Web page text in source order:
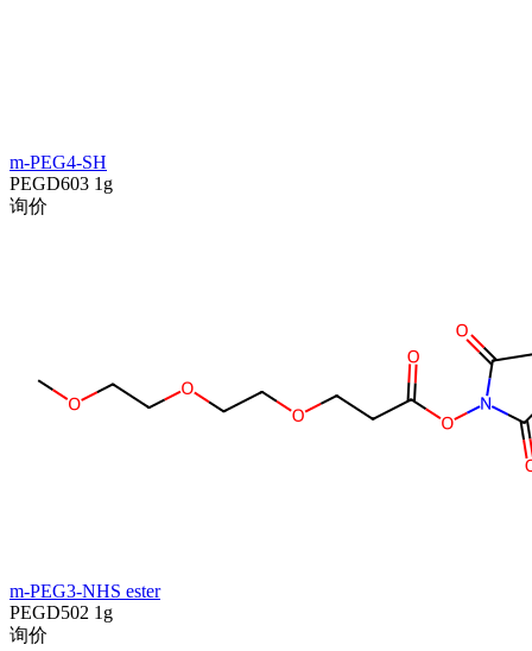
m-PEG4-SH
PEGD603 1g
询价
m-PEG3-NHS ester
PEGD502 1g
询价